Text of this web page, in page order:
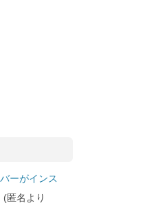
ーがインス
匿名より